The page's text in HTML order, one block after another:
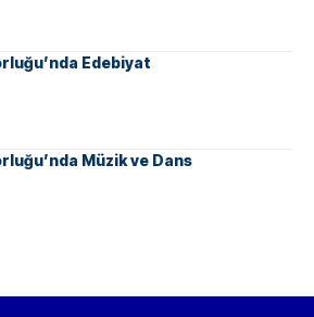
Edebiyat
Müzik ve Dans